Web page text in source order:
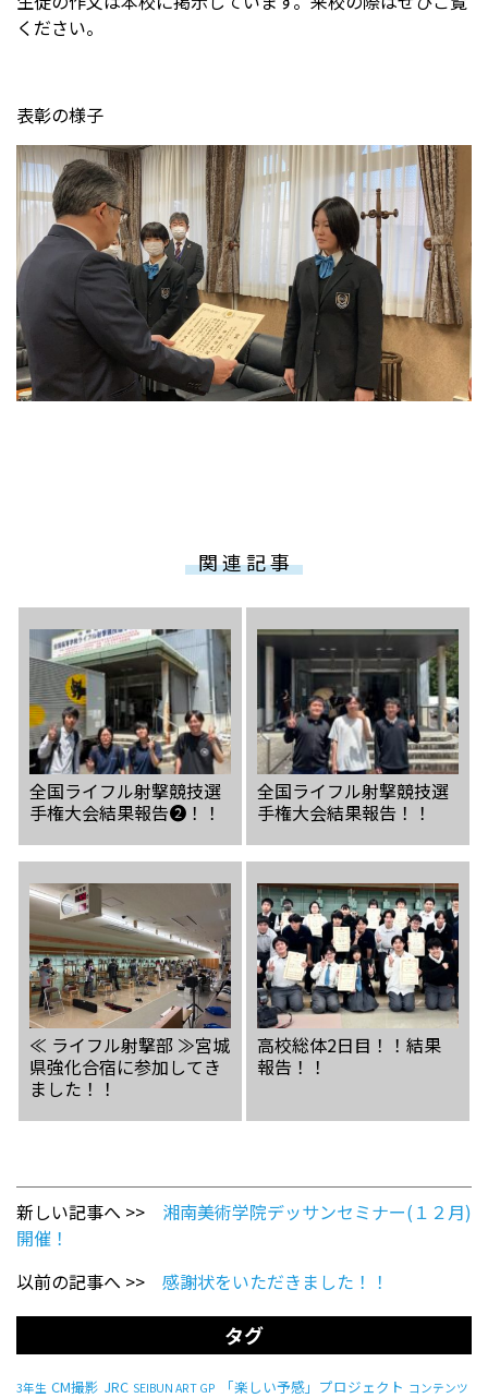
ください。
表彰の様子
関 連 記 事
全国ライフル射撃競技選
手権大会結果報告❷！！
全国ライフル射撃競技選
手権大会結果報告！！
≪ ライフル射撃部 ≫宮城
県強化合宿に参加してき
ました！！
高校総体2日目！！結果
報告！！
新しい記事へ >> 湘南美術学院デッサンセミナー(１２月)
開催！
以前の記事へ >> 感謝状をいただきました！！
タグ
3年生 CM撮影 JRC SEIBUN ART GP 「楽しい予感」プロジェクト コンテンツ